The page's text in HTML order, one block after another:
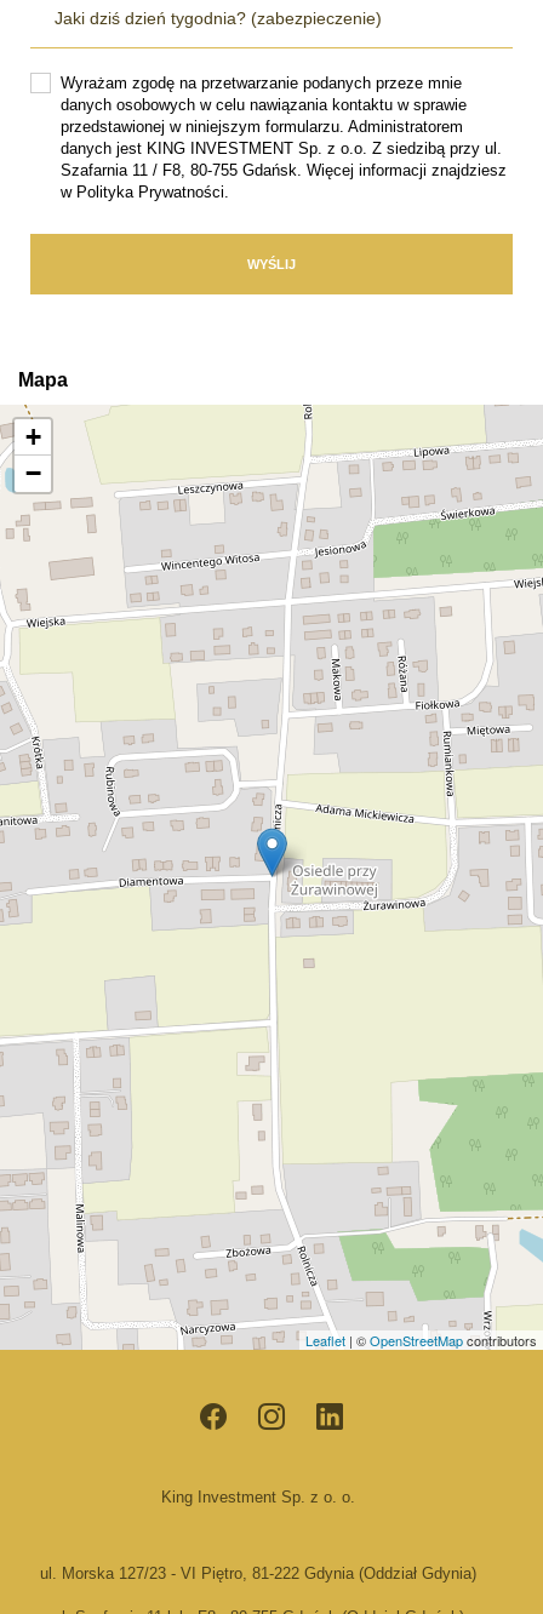
Wyrażam zgodę na przetwarzanie podanych przeze mnie
danych osobowych w celu nawiązania kontaktu w sprawie
przedstawionej w niniejszym formularzu. Administratorem
danych jest KING INVESTMENT Sp. z o.o. Z siedzibą przy ul.
Szafarnia 11 / F8, 80-755 Gdańsk. Więcej informacji znajdziesz
w Polityka Prywatności.
Mapa
+
−
Leaflet | ©OpenStreetMapcontributors
King Investment Sp. z o. o.
ul. Morska 127/23 - VI Piętro, 81-222 Gdynia (Oddział Gdynia)